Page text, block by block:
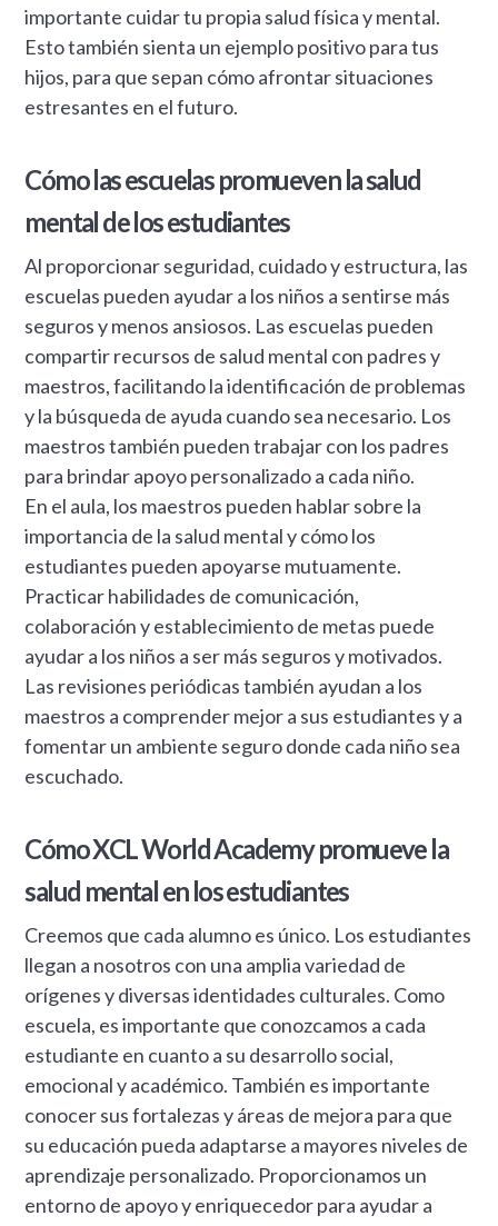
importante cuidar tu propia salud física y mental.
Esto también sienta un ejemplo positivo para tus
hijos, para que sepan cómo afrontar situaciones
estresantes en el futuro.
Cómo las escuelas promueven la salud
mental de los estudiantes
Al proporcionar seguridad, cuidado y estructura, las
escuelas pueden ayudar a los niños a sentirse más
seguros y menos ansiosos. Las escuelas pueden
compartir recursos de salud mental con padres y
maestros, facilitando la identificación de problemas
y la búsqueda de ayuda cuando sea necesario. Los
maestros también pueden trabajar con los padres
para brindar apoyo personalizado a cada niño.
En el aula, los maestros pueden hablar sobre la
importancia de la salud mental y cómo los
estudiantes pueden apoyarse mutuamente.
Practicar habilidades de comunicación,
colaboración y establecimiento de metas puede
ayudar a los niños a ser más seguros y motivados.
Las revisiones periódicas también ayudan a los
maestros a comprender mejor a sus estudiantes y a
fomentar un ambiente seguro donde cada niño sea
escuchado.
Cómo XCL World Academy promueve la
salud mental en los estudiantes
Creemos que cada alumno es único. Los estudiantes
llegan a nosotros con una amplia variedad de
orígenes y diversas identidades culturales. Como
escuela, es importante que conozcamos a cada
estudiante en cuanto a su desarrollo social,
emocional y académico. También es importante
conocer sus fortalezas y áreas de mejora para que
su educación pueda adaptarse a mayores niveles de
aprendizaje personalizado. Proporcionamos un
entorno de apoyo y enriquecedor para ayudar a